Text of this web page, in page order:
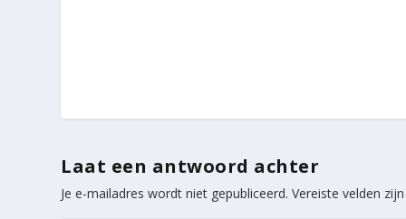
Laat een antwoord achter
Je e-mailadres wordt niet gepubliceerd. Vereiste velden